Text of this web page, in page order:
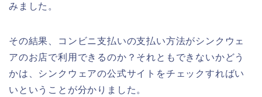
みました。
その結果、コンビニ支払いの支払い方法がシンクウェ
アのお店で利用できるのか？それともできないかどう
かは、シンクウェアの公式サイトをチェックすればい
いということが分かりました。